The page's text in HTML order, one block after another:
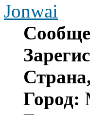
Jonwai
Город: